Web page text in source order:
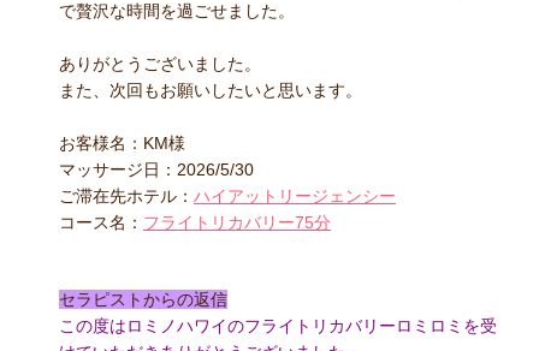
で贅沢な時間を過ごせました。
ありがとうございました。
また、次回もお願いしたいと思います。
お客様名：KM様
マッサージ日：2026/5/30
ご滞在先ホテル： ハイアットリージェンシー
コース名： フライトリカバリー75分
セラピストからの返信
この度はロミノハワイのフライトリカバリーロミロミを受